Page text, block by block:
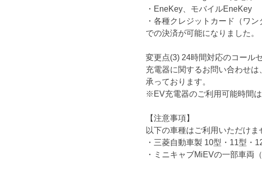
・EneKey、モバイルEneKey
・各種クレジットカード（ワン
での決済が可能になりました。
変更点(3) 24時間対応のコール
充電器に関するお問い合わせ
承っております。
※EV充電器のご利用可能時間
【注意事項】
以下の車種はご利用いただけ
・三菱自動車製 10型・11型・
・ミニキャブMiEVの一部車両